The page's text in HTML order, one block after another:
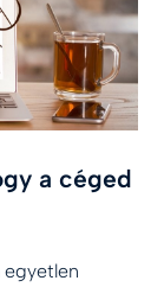
a céged
egyetlen